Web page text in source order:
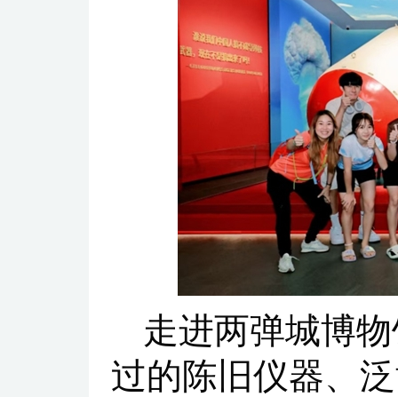
走进两弹城博
过的陈旧仪器、